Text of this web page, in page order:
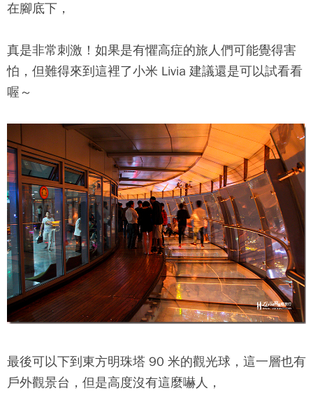
在腳底下，
真是非常刺激！如果是有懼高症的旅人們可能覺得害
怕，但難得來到這裡了小米 Livia 建議還是可以試看看
喔～
最後可以下到 東方明珠塔 90 米的觀光球，這一層也有
戶外觀景台，但是高度沒有這麼嚇人，